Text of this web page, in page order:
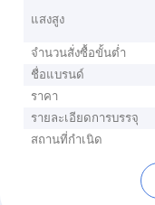
แสงสูง
จำนวนสั่งซื้อขั้นต่ำ
ชื่อแบรนด์
ราคา
รายละเอียดการบรรจุ
สถานที่กำเนิด